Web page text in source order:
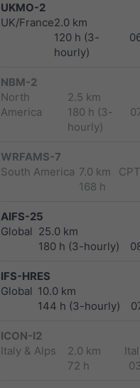
UKMO-2
UK/France2.0 km
120 h (3-
hourly)
NBM-2
North
America
2.5 km
180 h (3-
hourly)
WRFAMS-7
South America 7.0 km
168 h
AIFS-25
Global 25.0 km
180 h (3-hourly)
IFS-HRES
Global 10.0 km
144 h (3-hourly)
ICON-I2
Italy & Alps
2.0 km
72 h